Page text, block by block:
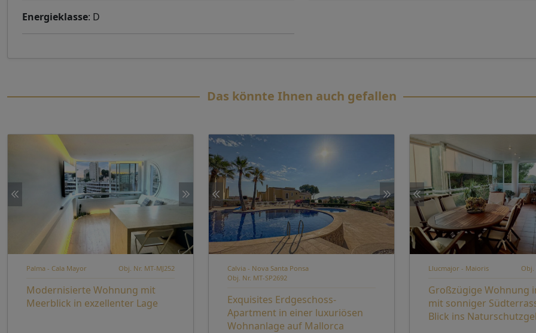
Energieklasse: D
Das könnte Ihnen auch gefallen
Palma - Cala Mayor Obj. Nr. MT-MJ252
Modernisierte Wohnung mit
Meerblick in exzellenter Lage
Calvia - Nova Santa Ponsa
Obj. Nr. MT-SP2692
Exquisites Erdgeschoss-
Apartment in einer luxuriösen
Wohnanlage auf Mallorca
Llucmajor - Maioris Obj.
Großzügige Wohnung
mit sonniger
Blick ins